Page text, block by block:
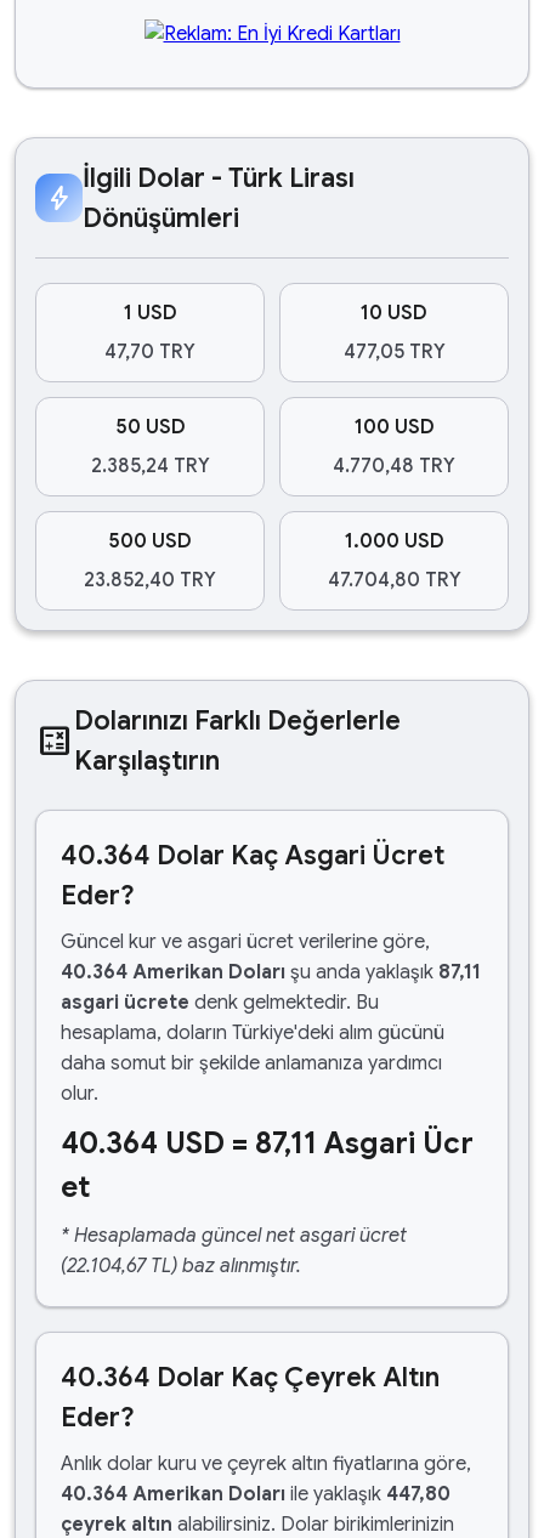
bolt
İlgili Dolar - Türk Lirası
Dönüşümleri
1 USD
47,70 TRY
10 USD
477,05 TRY
50 USD
2.385,24 TRY
100 USD
4.770,48 TRY
500 USD
23.852,40 TRY
1.000 USD
47.704,80 TRY
calculate Dolarınızı Farklı Değerlerle
Karşılaştırın
40.364 Dolar Kaç Asgari Ücret
Eder?
Güncel kur ve asgari ücret verilerine göre,
40.364 Amerikan Doları şu anda yaklaşık 87,11
asgari ücrete denk gelmektedir. Bu
hesaplama, doların Türkiye'deki alım gücünü
daha somut bir şekilde anlamanıza yardımcı
olur.
40.364 USD = 87,11 Asgari Ücr
et
* Hesaplamada güncel net asgari ücret
(22.104,67 TL) baz alınmıştır.
40.364 Dolar Kaç Çeyrek Altın
Eder?
Anlık dolar kuru ve çeyrek altın fiyatlarına göre,
40.364 Amerikan Doları ile yaklaşık 447,80
çeyrek altın alabilirsiniz. Dolar birikimlerinizin